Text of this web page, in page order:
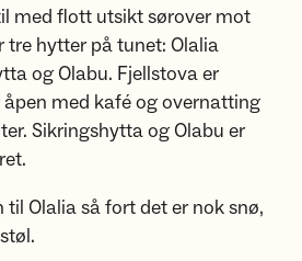
med flott utsikt sørover mot
tre hytter på tunet: Olalia
og Olabu. Fjellstova er
med kafé og overnatting
Sikringshytta og Olabu er
Olalia så fort det er nok snø,